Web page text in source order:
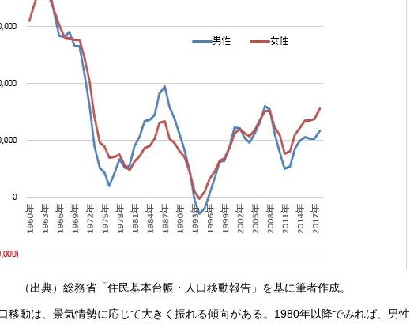
（出典）総務省「住民基本台帳・人口移動報告」を基に筆者作成。
移動は、景気情勢に応じて大きく振れる傾向がある。1980年以降でみれば、男性